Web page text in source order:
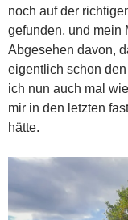
noch auf der
gefunden, und mein
Abgesehen davon,
eigentlich schon
ich nun auch mal
mir in den letzten
hätte.